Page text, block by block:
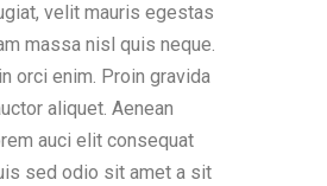
velit mauris egestas
massa nisl quis neque.
orci enim. Proin gravida
aliquet. Aenean
auci elit consequat
sed odio sit amet a sit